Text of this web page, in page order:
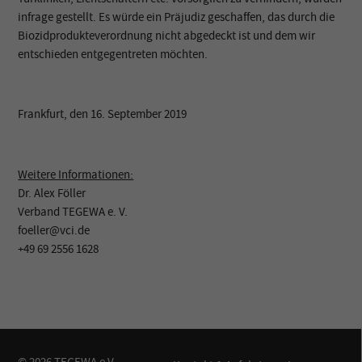
infrage gestellt. Es würde ein Präjudiz geschaffen, das durch die
Biozidprodukteverordnung nicht abgedeckt ist und dem wir
entschieden entgegentreten möchten.
Frankfurt, den 16. September 2019
Weitere Informationen:
Dr. Alex Föller
Verband TEGEWA e. V.
foeller@vci.de
+49 69 2556 1628